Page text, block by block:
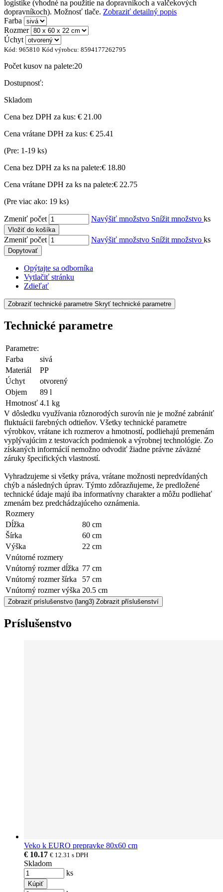
logistike (vhodné na použitie na dopravníkoch a valčekových
dopravníkoch). Možnosť tlače. Zobraziť detailný popis
Farba
Rozmer
Úchyt
Kód: 965810 Kód výrobcu: 8594177262795
Počet kusov na palete:20
Dostupnosť:
Skladom
Cena bez DPH za kus: € 21.00
Cena vrátane DPH za kus: € 25.41
(Pre: 1-19 ks)
Cena bez DPH za ks na palete:€ 18.80
Cena vrátane DPH za ks na palete:€ 22.75
(Pre viac ako: 19 ks)
Zmeniť počet Navýšiť množstvo Snížit množstvo ks
Vložiť do košíka
Zmeniť počet Navýšiť množstvo Snížit množstvo ks
Dopytovať
Opýtajte sa odborníka
Vytlačiť stránku
Zdieľať
Zobraziť technické parametre Skryť technické parametre
Technické parametre
Parametre:
Farba
sivá
Materiál
PP
Úchyt
otvorený
Objem
89 l
Hmotnosť 4.1 kg
V dôsledku využívania rôznorodých surovín nie je možné zabrániť
fluktuácii farebných odtieňov. Všetky technické parametre
výrobkov, vrátane ich rozmerov a hmotností, podliehajú premenám
vyplývajúcim z testovacích podmienok a výrobnej technológie. Zo
získaných informácií nemožno odvodiť žiadne právne záväzné
záruky špecifických vlastností.
Vyhradzujeme si všetky práva, vrátane možnosti nepredvídaných
chýb a následných úprav. Týmto zdôrazňujeme, že predložené
technické údaje majú iba informatívny charakter a môžu podliehať
zmenám bez predchádzajúceho oznámenia.
Rozmery
Dĺžka
80 cm
Šírka
60 cm
Výška
22 cm
Vnútorné rozmery
Vnútorný rozmer dĺžka 77 cm
Vnútorný rozmer šírka
57 cm
Vnútorný rozmer výška 20.5 cm
Zobraziť príslušenstvo (lang3) Zobrazit příslušenství
Príslušenstvo
Veko k EURO prepravke 80x60 cm
€ 10.17 € 12.31 s DPH
Skladom
ks
Kúpiť